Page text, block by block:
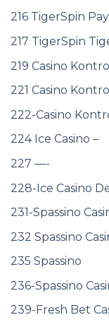
216 TigerSpin
217 TigerSpin
219 Casino
221 Casino
222-Casino
224 Ice Casino –
227 —-
228-Ice Casino
231-Spassino
232 Spassino
235 Spassino
236-Spassino
239-Fresh Bet